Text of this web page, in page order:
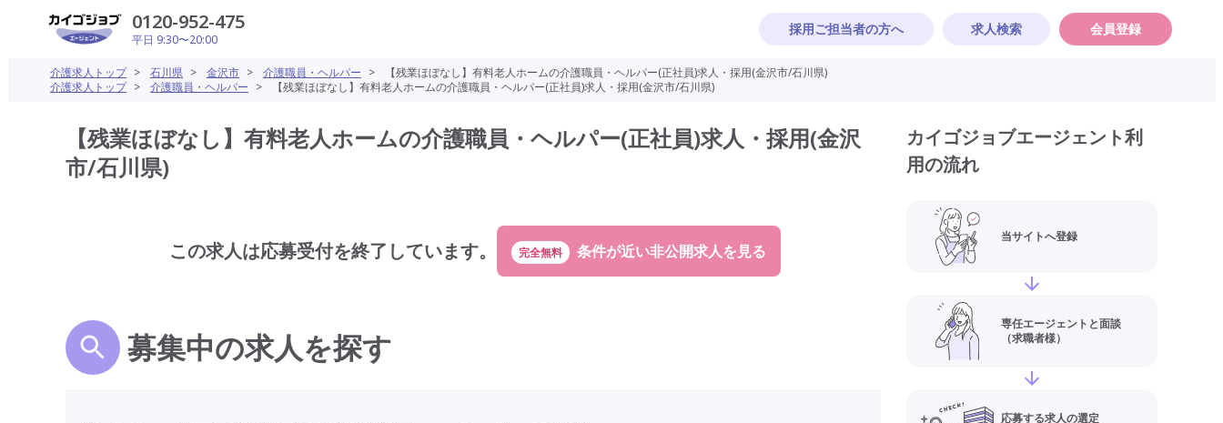
0120-952-475
平日 9:30〜20:00
採用ご担当者の方へ 求人検索 会員登録
介護求人トップ > 石川県 > 金沢市 > 介護職員・ヘルパー >
【残業ほぼなし】有料老人ホームの介護職員・ヘルパー(正社員)求人・採用(金沢市/石川県)
介護求人トップ > 介護職員・ヘルパー > 【残業ほぼなし】有料老人ホームの介護職員・ヘルパー(正社員)求人・採用(金沢市/石川県)
【残業ほぼなし】有料老人ホームの介護職員・ヘルパー(正社員)求人・採用(金沢
市/石川県)
この求人は応募受付を終了しています。 完全無料
募集中の求人を探す
カイゴジョブエージェント利
用の流れ
当サイトへ登録
専任エージェントと面談
（求職者様）
応募する求人の選定